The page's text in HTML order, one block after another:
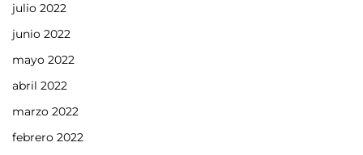
julio 2022
junio 2022
mayo 2022
abril 2022
marzo 2022
febrero 2022